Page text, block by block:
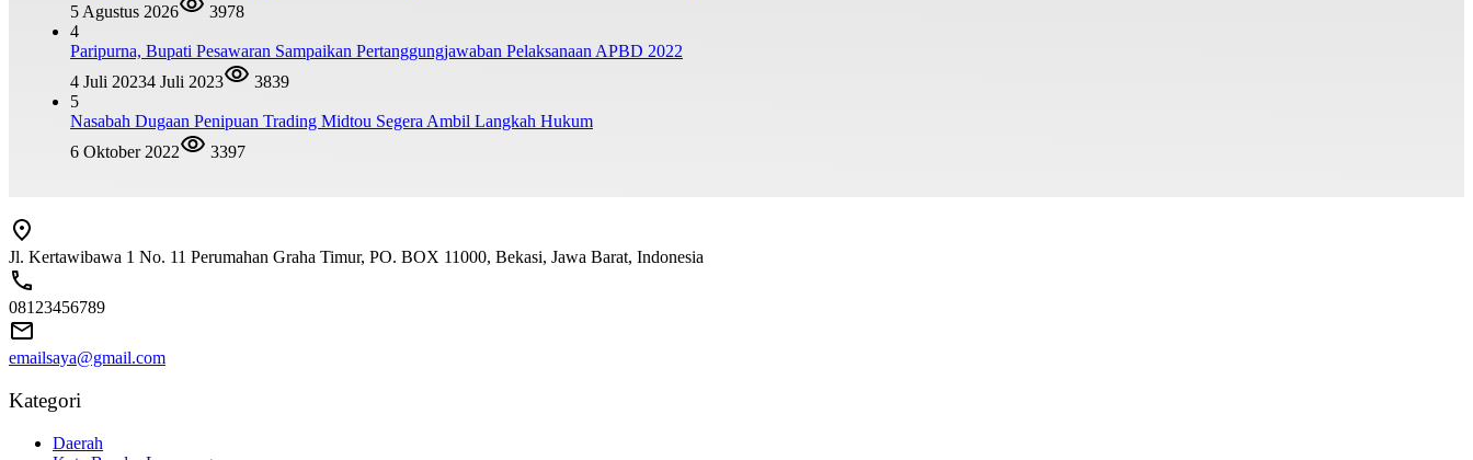
5 Agustus 2026
3978
4
Paripurna, Bupati Pesawaran Sampaikan Pertanggungjawaban Pelaksanaan APBD 2022
4 Juli 20234 Juli 2023
3839
5
Nasabah Dugaan Penipuan Trading Midtou Segera Ambil Langkah Hukum
6 Oktober 2022
3397
Jl. Kertawibawa 1 No. 11 Perumahan Graha Timur, PO. BOX 11000, Bekasi, Jawa Barat, Indonesia
08123456789
emailsaya@gmail.com
Kategori
Daerah